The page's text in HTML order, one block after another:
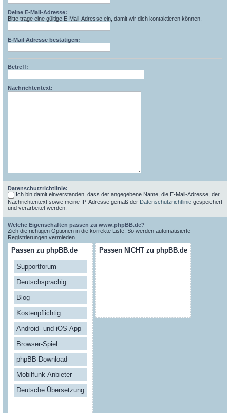
Deine E-Mail-Adresse:
Bitte trage eine gültige E-Mail-Adresse ein, damit wir dich kontaktieren können.
E-Mail Adresse bestätigen:
Betreff:
Nachrichtentext:
Datenschutzrichtlinie:
Ich bin damit einverstanden, dass der angegebene Name, die E-Mail-Adresse, der
Nachrichtentext sowie meine IP-Adresse gemäß der Datenschutzrichtlinie gespeichert
und verarbeitet werden.
Welche Eigenschaften passen zu www.phpBB.de?
Zieh die richtigen Optionen in die korrekte Liste. So werden automatisierte
Registrierungen vermieden.
Passen zu phpBB.de
Supportforum
Deutschsprachig
Blog
Kostenpflichtig
Android- und iOS-App
Browser-Spiel
phpBB-Download
Mobilfunk-Anbieter
Deutsche Übersetzung
Passen NICHT zu phpBB.de